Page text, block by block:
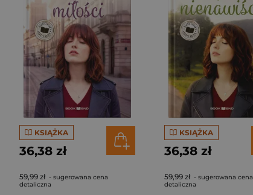
KSIĄŻKA
36,38 zł
59,99 zł - sugerowana cena
detaliczna
KSIĄŻKA
36,38 zł
59,99 zł - sugerowana cena
detaliczna